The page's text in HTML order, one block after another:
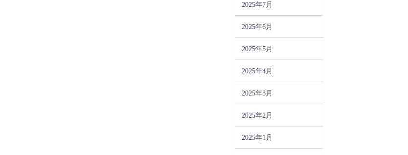
2025年7月
2025年6月
2025年5月
2025年4月
2025年3月
2025年2月
2025年1月